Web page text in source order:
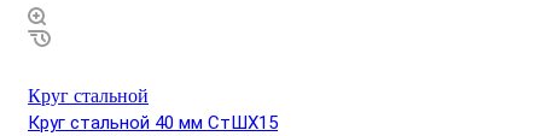
Круг стальной
Круг стальной 40 мм СтШХ15